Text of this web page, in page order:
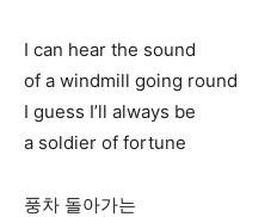
I can hear the sound
of a windmill going round
I guess I’ll always be
a soldier of fortune
풍차 돌아가는